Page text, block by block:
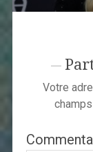
Votre